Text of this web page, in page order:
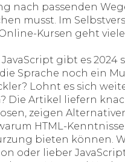
nach passenden
musst. Im
Kursen geht
JavaScript gibt es 2024
Sprache noch ein
Lohnt es sich
Die Artikel liefern
zeigen
HTML-
bieten können.
oder lieber